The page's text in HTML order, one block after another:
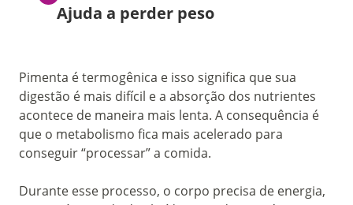
Ajuda a perder peso
Pimenta é termogênica e isso significa que sua
digestão é mais difícil e a absorção dos nutrientes
acontece de maneira mais lenta. A consequência é
que o metabolismo fica mais acelerado para
conseguir “processar” a comida.
Durante esse processo, o corpo precisa de energia,